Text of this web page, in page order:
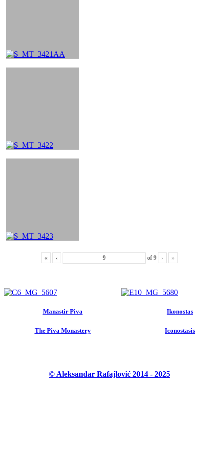
« ‹ of 9 › »
Manastir Piva
The Piva Monastery
Ikonostas
Iconostasis
© Aleksandar Rafajlović 2014 - 2025